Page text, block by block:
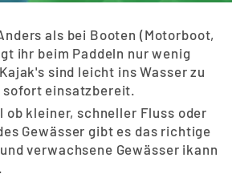
als bei Booten (Motorboot,
ihr beim Paddeln nur wenig
sind leicht ins Wasser zu
sofort einsatzbereit.
ob kleiner, schneller Fluss oder
Gewässer gibt es das richtige
verwachsene Gewässer ikann